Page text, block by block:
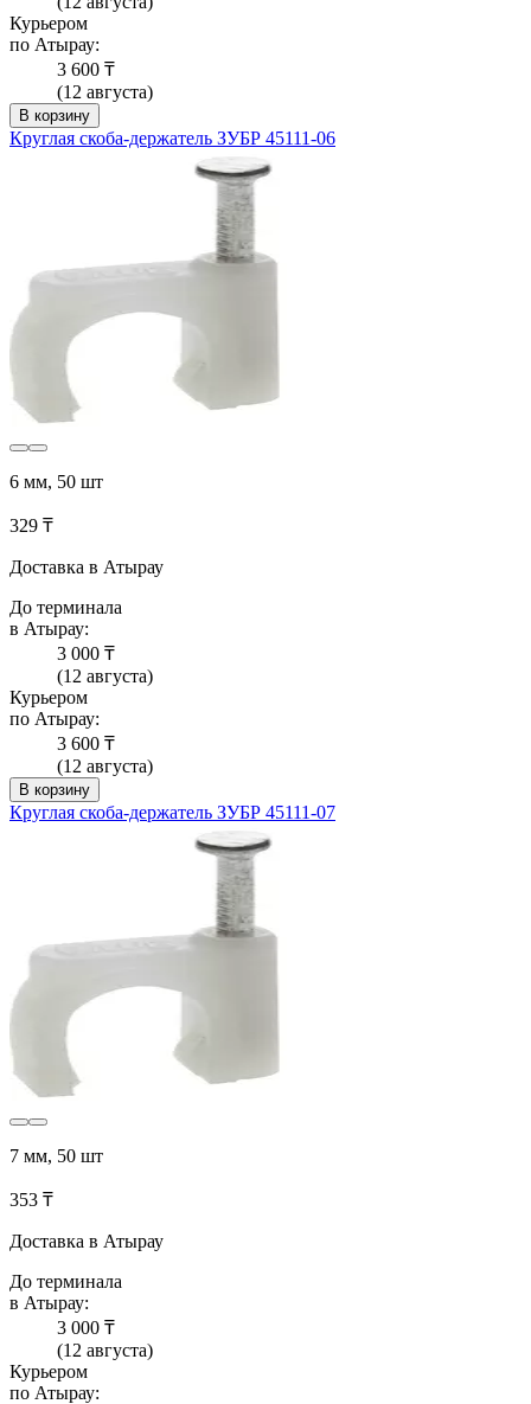
Курьером
по Атырау:
3 600 ₸
(12 августа)
В корзину
Круглая скоба-держатель ЗУБР 45111-06
6 мм, 50 шт
329 ₸
Доставка в Атырау
До терминала
в Атырау:
3 000 ₸
(12 августа)
Курьером
по Атырау:
3 600 ₸
(12 августа)
В корзину
Круглая скоба-держатель ЗУБР 45111-07
7 мм, 50 шт
353 ₸
Доставка в Атырау
До терминала
в Атырау:
3 000 ₸
(12 августа)
Курьером
по Атырау: